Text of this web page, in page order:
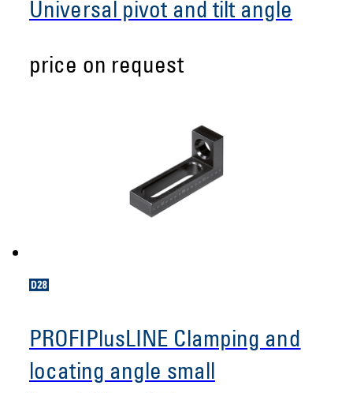
Universal pivot and tilt angle
price on request
PROFIPlusLINE Clamping and
locating angle small